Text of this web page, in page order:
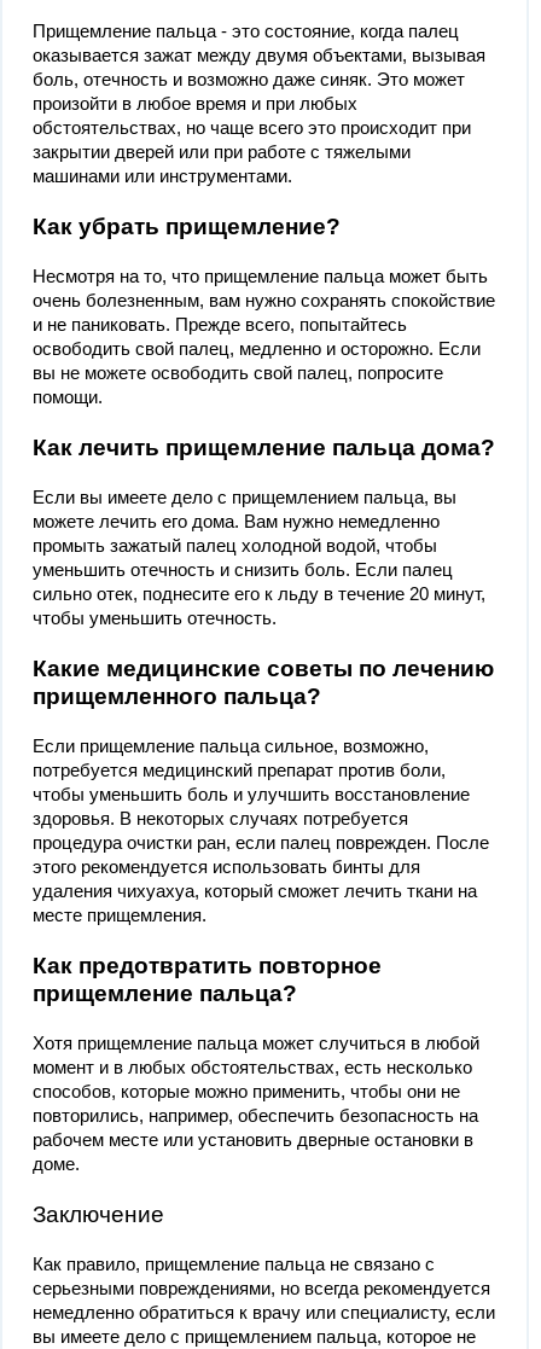
Прищемление пальца - это состояние, когда палец
оказывается зажат между двумя объектами, вызывая
боль, отечность и возможно даже синяк. Это может
произойти в любое время и при любых
обстоятельствах, но чаще всего это происходит при
закрытии дверей или при работе с тяжелыми
машинами или инструментами.
Как убрать прищемление?
Несмотря на то, что прищемление пальца может быть
очень болезненным, вам нужно сохранять спокойствие
и не паниковать. Прежде всего, попытайтесь
освободить свой палец, медленно и осторожно. Если
вы не можете освободить свой палец, попросите
помощи.
Как лечить прищемление пальца дома?
Если вы имеете дело с прищемлением пальца, вы
можете лечить его дома. Вам нужно немедленно
промыть зажатый палец холодной водой, чтобы
уменьшить отечность и снизить боль. Если палец
сильно отек, поднесите его к льду в течение 20 минут,
чтобы уменьшить отечность.
Какие медицинские советы по лечению
прищемленного пальца?
Если прищемление пальца сильное, возможно,
потребуется медицинский препарат против боли,
чтобы уменьшить боль и улучшить восстановление
здоровья. В некоторых случаях потребуется
процедура очистки ран, если палец поврежден. После
этого рекомендуется использовать бинты для
удаления чихуахуа, который сможет лечить ткани на
месте прищемления.
Как предотвратить повторное
прищемление пальца?
Хотя прищемление пальца может случиться в любой
момент и в любых обстоятельствах, есть несколько
способов, которые можно применить, чтобы они не
повторились, например, обеспечить безопасность на
рабочем месте или установить дверные остановки в
доме.
Заключение
Как правило, прищемление пальца не связано с
серьезными повреждениями, но всегда рекомендуется
немедленно обратиться к врачу или специалисту, если
вы имеете дело с прищемлением пальца, которое не